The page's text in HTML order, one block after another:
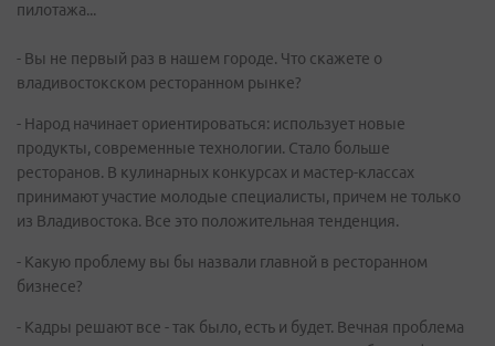
пилотажа...
- Вы не первый раз в нашем городе. Что скажете о
владивостокском ресторанном рынке?
- Народ начинает ориентироваться: использует новые
продукты, современные технологии. Стало больше
ресторанов. В кулинарных конкурсах и мастер-классах
принимают участие молодые специалисты, причем не только
из Владивостока. Все это положительная тенденция.
- Какую проблему вы бы назвали главной в ресторанном
бизнесе?
- Кадры решают все - так было, есть и будет. Вечная проблема